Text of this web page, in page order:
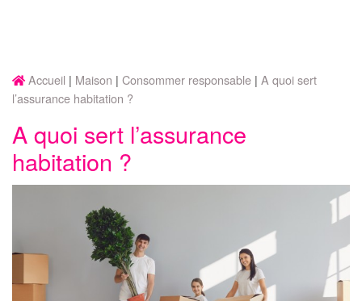
Accueil Maison Consommer responsable A quoi sert
l’assurance habitation ?
A quoi sert l’assurance
habitation ?